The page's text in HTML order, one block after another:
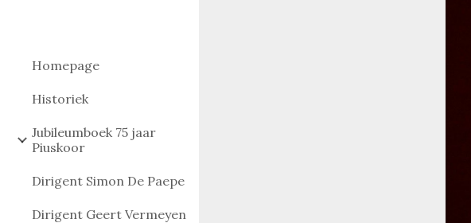
Homepage
Historiek
Jubileumboek 75 jaar
Piuskoor
Dirigent Simon De Paepe
Dirigent Geert Vermeyen